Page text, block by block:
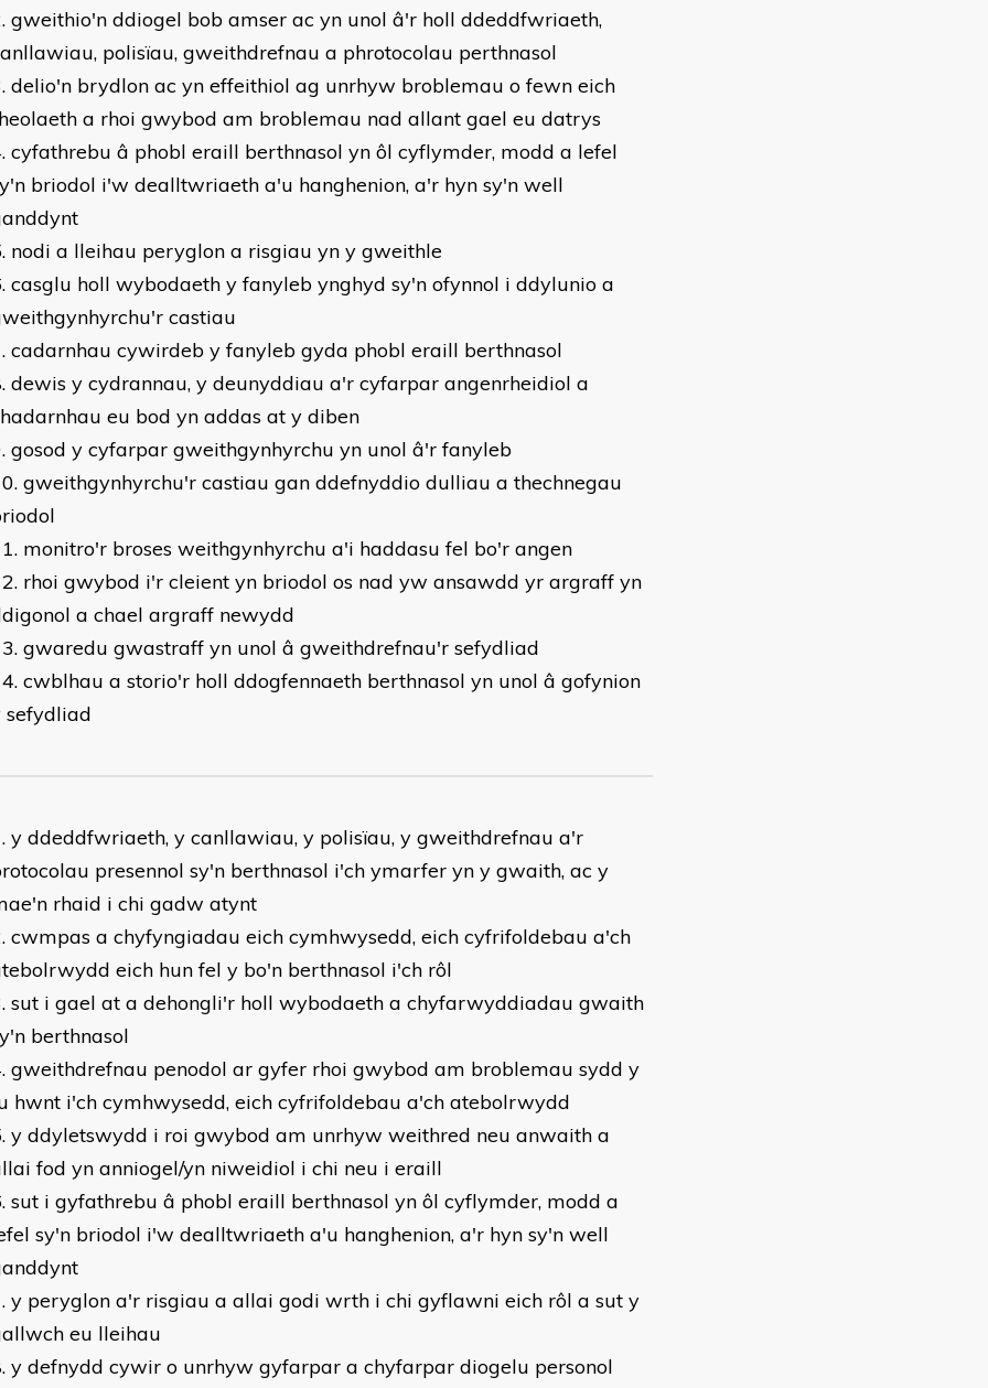
gweithio'n ddiogel bob amser ac yn unol â'r holl ddeddfwriaeth,
polisïau, gweithdrefnau a phrotocolau perthnasol
delio'n brydlon ac yn effeithiol ag unrhyw broblemau o fewn eich
a rhoi gwybod am broblemau nad allant gael eu datrys
cyfathrebu â phobl eraill berthnasol yn ôl cyflymder, modd a lefel
briodol i'w dealltwriaeth a'u hanghenion, a'r hyn sy'n well
nodi a lleihau peryglon a risgiau yn y gweithle
casglu holl wybodaeth y fanyleb ynghyd sy'n ofynnol i ddylunio a
castiau
cadarnhau cywirdeb y fanyleb gyda phobl eraill berthnasol
dewis y cydrannau, y deunyddiau a'r cyfarpar angenrheidiol a
eu bod yn addas at y diben
gosod y cyfarpar gweithgynhyrchu yn unol â'r fanyleb
gweithgynhyrchu'r castiau gan ddefnyddio dulliau a thechnegau
monitro'r broses weithgynhyrchu a'i haddasu fel bo'r angen
rhoi gwybod i'r cleient yn briodol os nad yw ansawdd yr argraff yn
a chael argraff newydd
gwaredu gwastraff yn unol â gweithdrefnau'r sefydliad
cwblhau a storio'r holl ddogfennaeth berthnasol yn unol â gofynion
sefydliad
y ddeddfwriaeth, y canllawiau, y polisïau, y gweithdrefnau a'r
presennol sy'n berthnasol i'ch ymarfer yn y gwaith, ac y
rhaid i chi gadw atynt
cwmpas a chyfyngiadau eich cymhwysedd, eich cyfrifoldebau a'ch
eich hun fel y bo'n berthnasol i'ch rôl
sut i gael at a dehongli'r holl wybodaeth a chyfarwyddiadau gwaith
berthnasol
gweithdrefnau penodol ar gyfer rhoi gwybod am broblemau sydd y
hwnt i'ch cymhwysedd, eich cyfrifoldebau a'ch atebolrwydd
y ddyletswydd i roi gwybod am unrhyw weithred neu anwaith a
fod yn anniogel/yn niweidiol i chi neu i eraill
sut i gyfathrebu â phobl eraill berthnasol yn ôl cyflymder, modd a
sy'n briodol i'w dealltwriaeth a'u hanghenion, a'r hyn sy'n well
y peryglon a'r risgiau a allai godi wrth i chi gyflawni eich rôl a sut y
eu lleihau
y defnydd cywir o unrhyw gyfarpar a chyfarpar diogelu personol